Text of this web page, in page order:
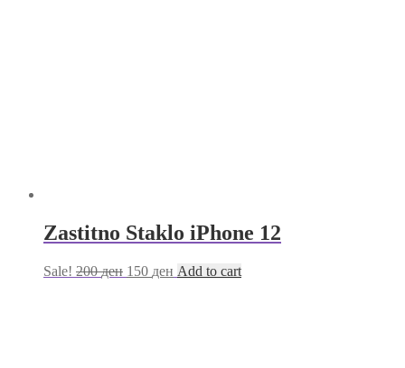
Zastitno Staklo iPhone 12
Sale! 200ден 150 ден Add to cart